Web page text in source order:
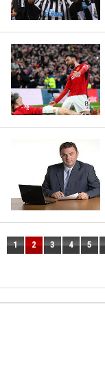
1 2 3 4 5